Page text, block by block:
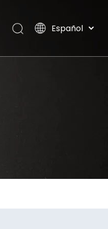
Español
العربية